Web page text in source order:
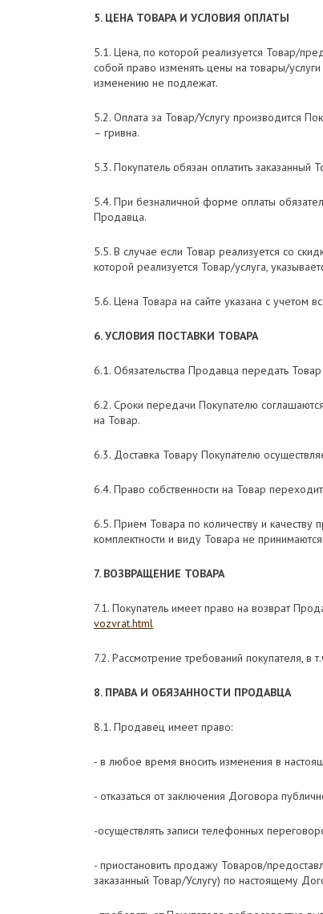
5. ЦЕНА ТОВАРА И УСЛОВИЯ ОПЛАТЫ
5.1. Цена, по которой реализуется Товар/
собой право изменять цены на товары/
изменению не подлежат.
5.2. Оплата за Товар/Услугу производится
– гривна.
5.3. Покупатель обязан оплатить
5.4. При безналичной форме оплаты
Продавца.
5.5. В случае если Товар реализуется со
которой реализуется Товар/услуга,
5.6. Цена Товара на сайте указана с учетом
6. УСЛОВИЯ ПОСТАВКИ ТОВАРА
6.1. Обязательства Продавца передать
6.2. Сроки передачи Покупателю
на Товар.
6.3. Доставка Товару Покупателю
6.4. Право собственности на Товар
6.5. Прием Товара по количеству и качеству
комплектности и виду Товара не принимаются.
7. ВОЗВРАЩЕНИЕ ТОВАРА
7.1. Покупатель имеет право на возврат
vozvrat.html
7.2. Рассмотрение требований покупателя, в
8. ПРАВА И ОБЯЗАННОСТИ ПРОДАВЦА
8.1. Продавец имеет право:
- в любое время вносить изменения в
- отказаться от заключения Договора
-осуществлять записи телефонных
- приостановить продажу Товаров/
заказанный Товар/Услугу) по настоящему